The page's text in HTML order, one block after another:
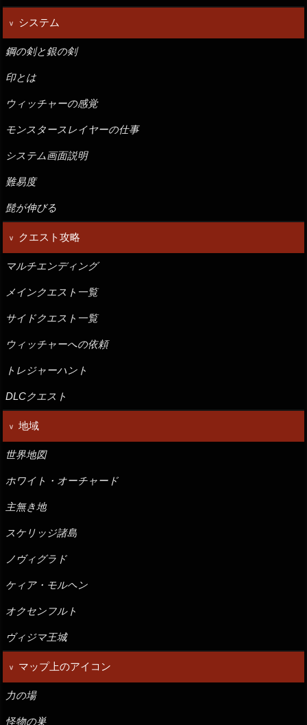
システム
鋼の剣と銀の剣
印とは
ウィッチャーの感覚
モンスタースレイヤーの仕事
システム画面説明
難易度
髭が伸びる
クエスト攻略
マルチエンディング
メインクエスト一覧
サイドクエスト一覧
ウィッチャーへの依頼
トレジャーハント
DLCクエスト
地域
世界地図
ホワイト・オーチャード
主無き地
スケリッジ諸島
ノヴィグラド
ケィア・モルヘン
オクセンフルト
ヴィジマ王城
マップ上のアイコン
力の場
怪物の巣